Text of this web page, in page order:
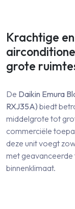
Krachtige
grote
De Daikin Emura
RXJ35A) biedt
middelgrote tot
commerciële
deze unit voegt
met
binnenklimaat.